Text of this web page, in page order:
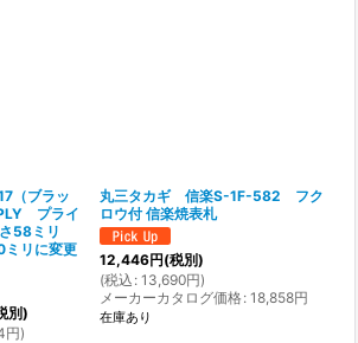
（ブラッ
プライ
58ミリ
ミリに変更
別)
円)
丸三タカギ 信楽S-1F-582 フク
ロウ付 信楽焼表札
12,446円(税別)
(税込 : 13,690円)
メーカーカタログ価格: 18,858円
在庫あり